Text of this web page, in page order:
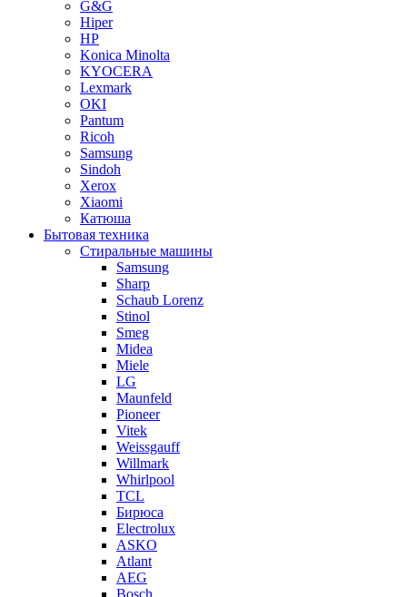
G&G
Hiper
HP
Konica Minolta
KYOCERA
Lexmark
OKI
Pantum
Ricoh
Samsung
Sindoh
Xerox
Xiaomi
Катюша
Бытовая техника
Стиральные машины
Samsung
Sharp
Schaub Lorenz
Stinol
Smeg
Midea
Miele
LG
Maunfeld
Pioneer
Vitek
Weissgauff
Willmark
Whirlpool
TCL
Бирюса
Electrolux
ASKO
Atlant
AEG